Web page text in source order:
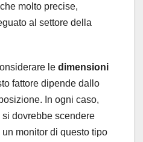
molto precise,
al settore della
le dimensioni
fattore dipende dallo
In ogni caso,
dovrebbe scendere
monitor di questo tipo